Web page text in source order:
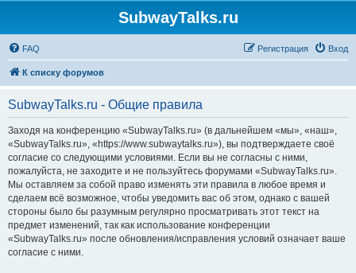
SubwayTalks.ru
FAQ Вход
Регистрация
К списку форумов
SubwayTalks.ru - Общие правила
Заходя на конференцию «SubwayTalks.ru» (в дальнейшем «мы», «наш»,
«SubwayTalks.ru», «https://www.subwaytalks.ru»), вы подтверждаете своё
согласие со следующими условиями. Если вы не согласны с ними,
пожалуйста, не заходите и не пользуйтесь форумами «SubwayTalks.ru».
Мы оставляем за собой право изменять эти правила в любое время и
сделаем всё возможное, чтобы уведомить вас об этом, однако с вашей
стороны было бы разумным регулярно просматривать этот текст на
предмет изменений, так как использование конференции
«SubwayTalks.ru» после обновления/исправления условий означает ваше
согласие с ними.